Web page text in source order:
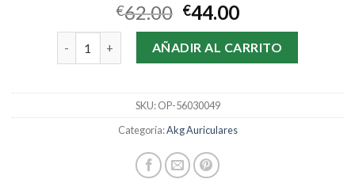
€62.00 €44.00
akg auriculares cantidadAÑADIR AL CARRITO
SKU:OP-56030049
Categoría:Akg Auriculares